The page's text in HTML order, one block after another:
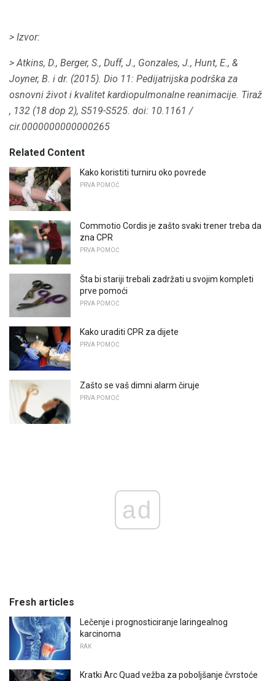
> Izvor:
> Atkins, D., Berger, S., Duff, J., Gonzales, J., Hunt, E., &
Joyner, B. i dr. (2015). Dio 11: Pedijatrijska podrška za
osnovni život i kvalitet kardiopulmonalne reanimacije. Tiraž
, 132 (18 dop 2), S519-S525. doi: 10.1161 /
cir.0000000000000265
Related Content
Kako koristiti turniru oko povrede
PRVA POMOĆ
Commotio Cordis je zašto svaki trener treba da
zna CPR
PRVA POMOĆ
Šta bi stariji trebali zadržati u svojim kompleti
prve pomoći
PRVA POMOĆ
Kako uraditi CPR za dijete
PRVA POMOĆ
Zašto se vaš dimni alarm čiruje
PRVA POMOĆ
ad
Fresh articles
Lečenje i prognosticiranje laringealnog
karcinoma
RAK
Kratki Arc Quad vežba za poboljšanje čvrstoće